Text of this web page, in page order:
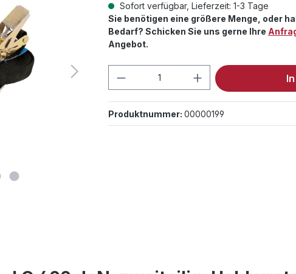
Sofort verfügbar, Lieferzeit: 1-3 Tage
Sie benötigen eine größere Menge, oder
Bedarf? Schicken Sie uns gerne Ihre
Angebot.
Produkt Anzahl: Gib den
Produktnummer: 00000199